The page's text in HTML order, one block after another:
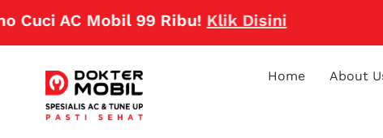
AC Mobil 99 Ribu!Klik Disini
Home About